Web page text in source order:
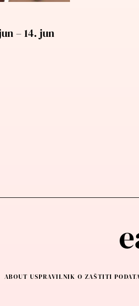
– 14. jun
ABOUT USPRAVILNIK O ZAŠTITI